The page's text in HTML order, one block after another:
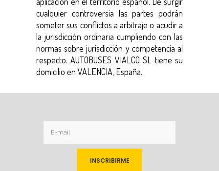
cualquier controversia las partes podrán
someter sus conflictos a arbitraje o acudir a
la jurisdicción ordinaria cumpliendo con las
normas sobre jurisdicción y competencia al
respecto. AUTOBUSES VIALCO SL tiene su
domicilio en VALENCIA, España.